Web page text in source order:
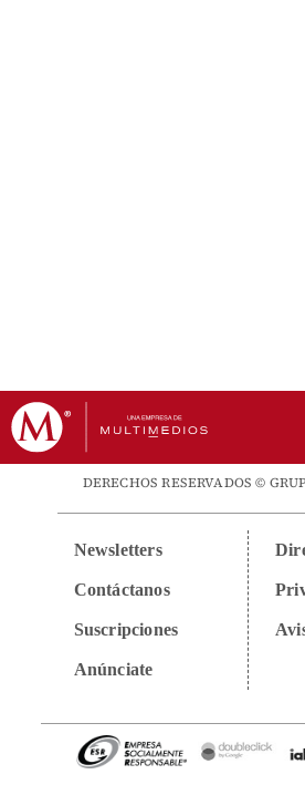
DERECHOS RESERVADOS ©
Newsletters
Contáctanos
Suscripciones
Anúnciate